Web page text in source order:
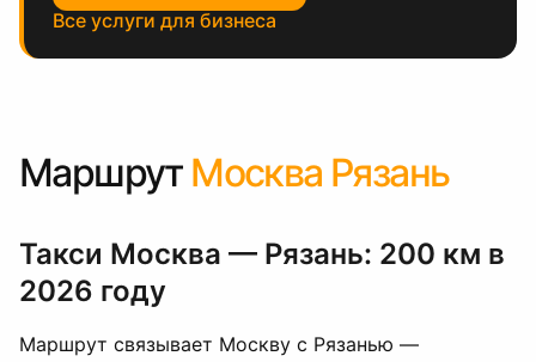
Все услуги для бизнеса
Маршрут Москва Рязань
Такси Москва — Рязань: 200 км в
2026 году
Маршрут связывает Москву с Рязанью —